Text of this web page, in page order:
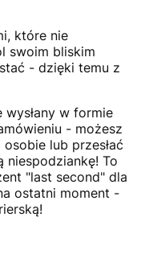
które nie
swoim bliskim
- dzięki temu z
w formie
- możesz
lub przesłać
niespodziankę! To
"last second" dla
ostatni moment -